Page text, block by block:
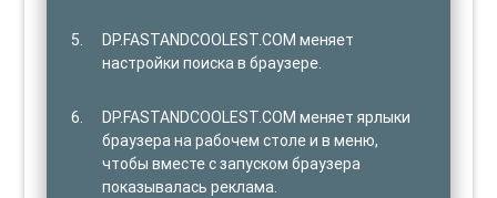
DP.FASTANDCOOLEST.COM меняет
настройки поиска в браузере.
DP.FASTANDCOOLEST.COM меняет ярлыки
браузера на рабочем столе и в меню,
чтобы вместе с запуском браузера
показывалась реклама.